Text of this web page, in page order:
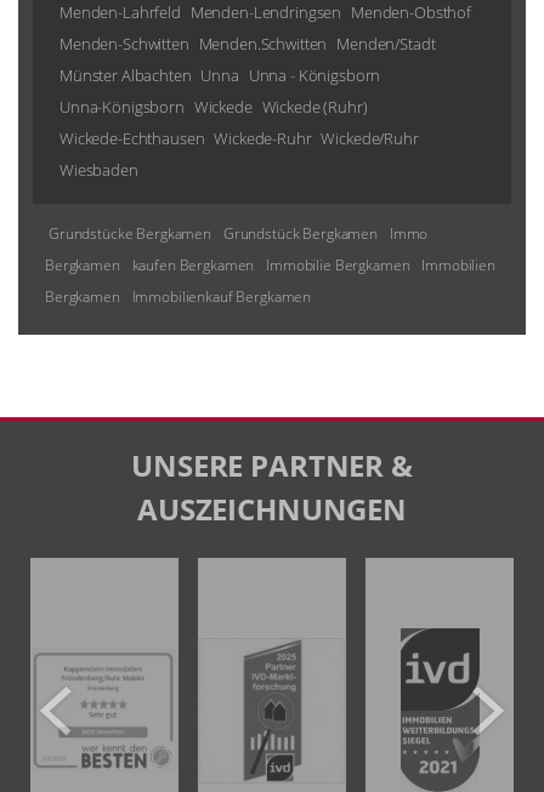
Menden-Lahrfeld Menden-Lendringsen Menden-Obsthof
Menden-Schwitten Menden.Schwitten Menden/Stadt
Münster Albachten Unna Unna - Königsborn
Unna-Königsborn Wickede Wickede (Ruhr)
Wickede-Echthausen Wickede-Ruhr Wickede/Ruhr
Wiesbaden
Grundstücke Bergkamen Grundstück Bergkamen
Immo
Bergkamen
kaufen Bergkamen Immobilie Bergkamen
Immobilien
Bergkamen
Immobilienkauf Bergkamen
UNSERE PARTNER &
AUSZEICHNUNGEN